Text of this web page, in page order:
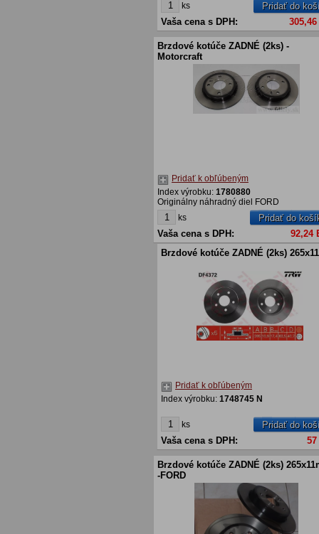
ks
Pridať do
Vaša cena s DPH:
Brzdové kotúče ZADNÉ (2ks) -
Motorcraft
Pridať k obľúbeným
Index výrobku: 1780880
Originálny náhradný diel FORD
ks
Pridať do
Vaša cena s DPH:
92,24
Brzdové kotúče ZADNÉ (2ks)
Pridať k obľúbeným
Index výrobku: 1748745 N
ks
Pridať do
Vaša cena s DPH:
57
Brzdové kotúče ZADNÉ (2ks)
-FORD